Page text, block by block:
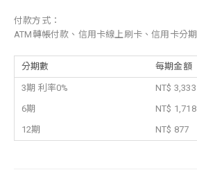
付款方式：
ATM轉帳付款、信用卡線上刷卡、信用卡分期
分期數 每期金額
3期 利率0%
NT$ 3,333
6期
NT$ 1,718
12期
NT$ 877